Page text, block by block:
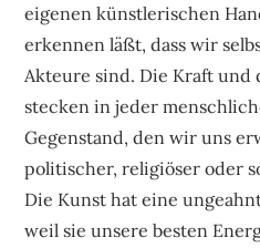
eigenen künstlerischen
erkennen läßt, dass wir
Akteure sind. Die Kraft und
stecken in jeder
Gegenstand, den wir uns
politischer, religiöser oder
Die Kunst hat eine
weil sie unsere besten